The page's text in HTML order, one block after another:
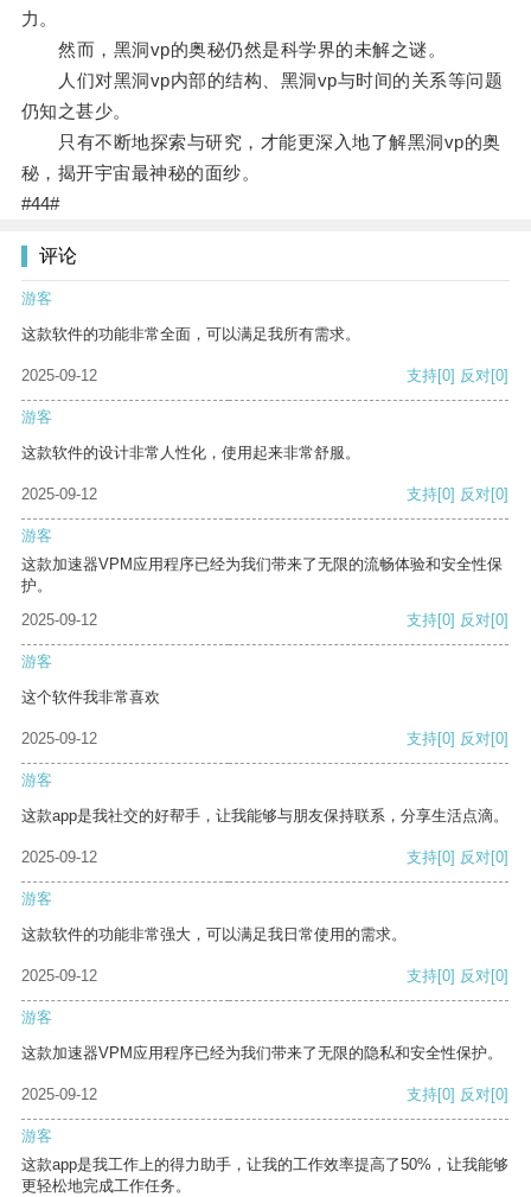
力。
然而，黑洞vp的奥秘仍然是科学界的未解之谜。
人们对黑洞vp内部的结构、黑洞vp与时间的关系等问题
仍知之甚少。
只有不断地探索与研究，才能更深入地了解黑洞vp的奥
秘，揭开宇宙最神秘的面纱。
#44#
评论
游客
这款软件的功能非常全面，可以满足我所有需求。
2025-09-12 支持[0] 反对[0]
游客
这款软件的设计非常人性化，使用起来非常舒服。
2025-09-12 支持[0] 反对[0]
游客
这款加速器VPM应用程序已经为我们带来了无限的流畅体验和安全性保
护。
2025-09-12
支持[0] 反对[0]
游客
这个软件我非常喜欢
2025-09-12 支持[0] 反对[0]
游客
这款app是我社交的好帮手，让我能够与朋友保持联系，分享生活点滴。
2025-09-12 支持[0] 反对[0]
游客
这款软件的功能非常强大，可以满足我日常使用的需求。
2025-09-12 支持[0] 反对[0]
游客
这款加速器VPM应用程序已经为我们带来了无限的隐私和安全性保护。
2025-09-12 支持[0] 反对[0]
游客
这款app是我工作上的得力助手，让我的工作效率提高了50%，让我能够
更轻松地完成工作任务。